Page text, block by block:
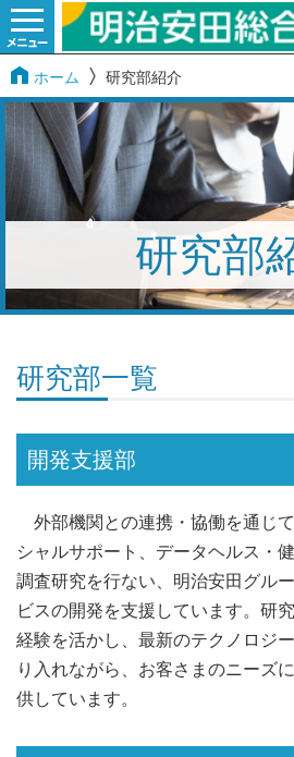
ホーム 研究部紹介
研究部
研究部一覧
開発支援部
外部機関との連携・協働を通じ
シャルサポート、データヘルス・
調査研究を行ない、明治安田グル
ビスの開発を支援しています。研
経験を活かし、最新のテクノロジ
り入れながら、お客さまのニーズ
供しています。